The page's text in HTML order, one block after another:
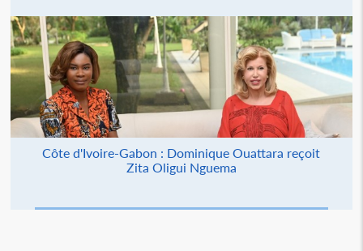
Côte d'Ivoire-Gabon : Dominique Ouattara reçoit
Zita Oligui Nguema